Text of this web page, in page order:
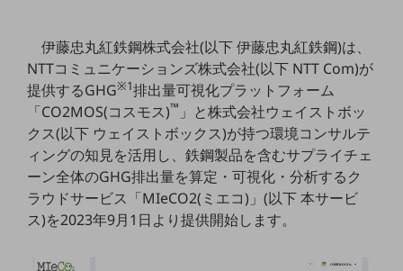
DXに関する課題を解決する
サービス・ソリューションをご紹介
カテゴリーで探す
カテゴリーで探すTOP
ネットワーク・モバイル
クラウド・データセンター
電話・映像コミュニケーション
セキュリティ
伊藤忠丸紅鉄鋼株式会社(以下 伊藤忠丸紅鉄鋼)は、
NTTコミュニケーションズ株式会社(以下 NTT Com)が
提供するGHG※1排出量可視化プラットフォーム
「CO2MOS(コスモス)™ 」と株式会社ウェイストボッ
クス(以下 ウェイストボックス)が持つ環境コンサルテ
ィングの知見を活用し、鉄鋼製品を含むサプライチェ
ーン全体のGHG排出量を算定・可視化・分析するク
ラウドサービス「MIeCO2(ミエコ)」(以下 本サービ
ス)を2023年9月1日より提供開始します。